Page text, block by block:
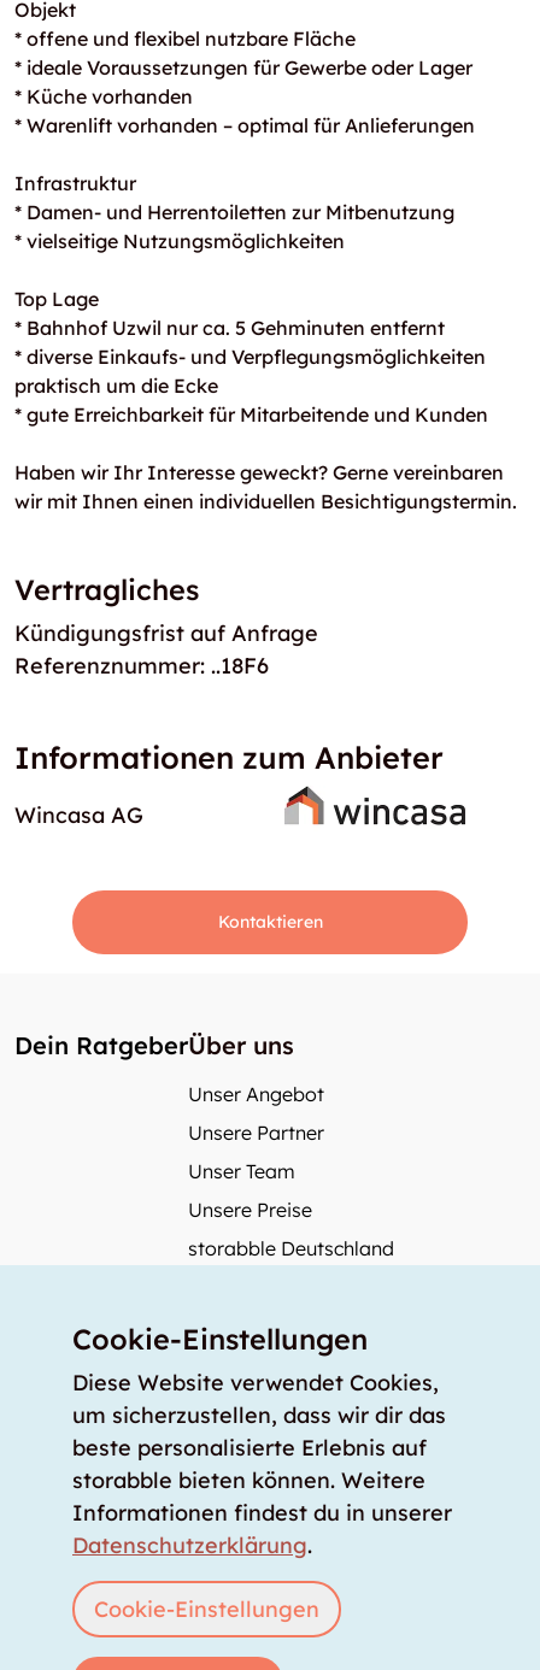
Objekt
* offene und flexibel nutzbare Fläche
* ideale Voraussetzungen für Gewerbe oder Lager
* Küche vorhanden
* Warenlift vorhanden – optimal für Anlieferungen
Infrastruktur
* Damen- und Herrentoiletten zur Mitbenutzung
* vielseitige Nutzungsmöglichkeiten
Top Lage
* Bahnhof Uzwil nur ca. 5 Gehminuten entfernt
* diverse Einkaufs- und Verpflegungsmöglichkeiten
praktisch um die Ecke
* gute Erreichbarkeit für Mitarbeitende und Kunden
Haben wir Ihr Interesse geweckt? Gerne vereinbaren
wir mit Ihnen einen individuellen Besichtigungstermin.
Vertragliches
Kündigungsfrist auf Anfrage
Referenznummer: ..18F6
Informationen zum Anbieter
Wincasa AG
Kontaktieren
Dein RatgeberÜber uns
Unser Angebot
Unsere Partner
Unser Team
Unsere Preise
storabble Deutschland
Mehr über storabble
Medienbeiträge
Wie gross muss ein Lagerraum sein?
Was kostet ein Lagerraum?
Für Lageranbieter
Anmelden Lagerraum inserieren
Cookie-Einstellungen
Diese Website verwendet Cookies,
um sicherzustellen, dass wir dir das
beste personalisierte Erlebnis auf
storabble bieten können. Weitere
Informationen findest du in unserer
Datenschutzerklärung.
Cookie-Einstellungen